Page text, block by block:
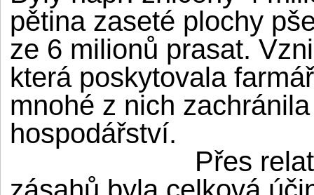
pětina zaseté plochy
ze 6 milionů prasat.
která poskytovala
mnohé z nich
hospodářství.
Přes